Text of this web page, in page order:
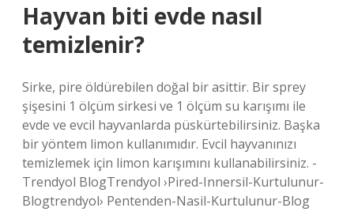
Hayvan biti evde nasıl
temizlenir?
Sirke, pire öldürebilen doğal bir asittir. Bir sprey
şişesini 1 ölçüm sirkesi ve 1 ölçüm su karışımı ile
evde ve evcil hayvanlarda püskürtebilirsiniz. Başka
bir yöntem limon kullanımıdır. Evcil hayvanınızı
temizlemek için limon karışımını kullanabilirsiniz. -
Trendyol BlogTrendyol ›Pired-Innersil-Kurtulunur-
Blogtrendyol› Pentenden-Nasil-Kurtulunur-Blog